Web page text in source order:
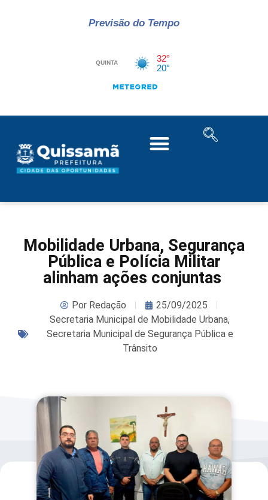
Previsão do Tempo
Mobilidade Urbana, Segurança
Pública e Polícia Militar
alinham ações conjuntas
PorRedação
25/09/2025
Secretaria Municipal de Mobilidade Urbana,
Secretaria Municipal de Segurança Pública e
Trânsito